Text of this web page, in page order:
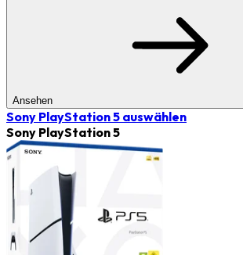
Ansehen
Sony PlayStation 5 auswählen
Sony PlayStation 5